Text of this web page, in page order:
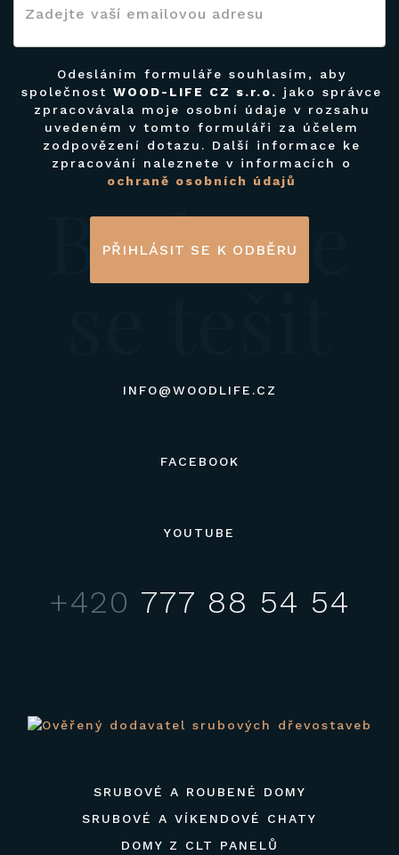
Budeme
Odesláním formuláře souhlasím, aby
společnost WOOD-LIFE CZ s.r.o.
jako správce
zpracovávala moje osobní údaje v rozsahu
uvedeném v tomto formuláři za účelem
zodpovězení dotazu. Další informace ke
zpracování naleznete v informacích o
ochraně osobních údajů
PŘIHLÁSIT SE K ODBĚRU
INFO@WOODLIFE.CZ
FACEBOOK
YOUTUBE
+420 777 88 54 54
SRUBOVÉ A ROUBENÉ DOMY
SRUBOVÉ A VÍKENDOVÉ CHATY
DOMY Z CLT PANELŮ